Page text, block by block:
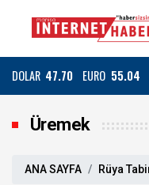
DOLAR 47.70 EURO 55.04
Üremek
ANA SAYFA Rüya